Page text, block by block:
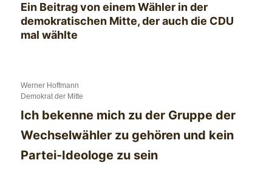
Ein Beitrag von einem Wähler in der
demokratischen Mitte, der auch die CDU
mal wählte
Werner Hoffmann
Demokrat der Mitte
Ich bekenne mich zu der Gruppe der
Wechselwähler zu gehören und kein
Partei-Ideologe zu sein